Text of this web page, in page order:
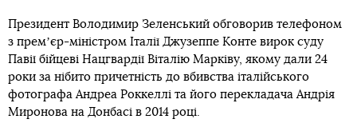
Президент Володимир Зеленський обговорив телефоном
з премʼєр-міністром Італії Джузеппе Конте вирок суду
Павії бійцеві Нацгвардії Віталію Марківу, якому дали 24
роки за нібито причетність до вбивства італійського
фотографа Андреа Роккеллі та його перекладача Андрія
Миронова на Донбасі в 2014 році.